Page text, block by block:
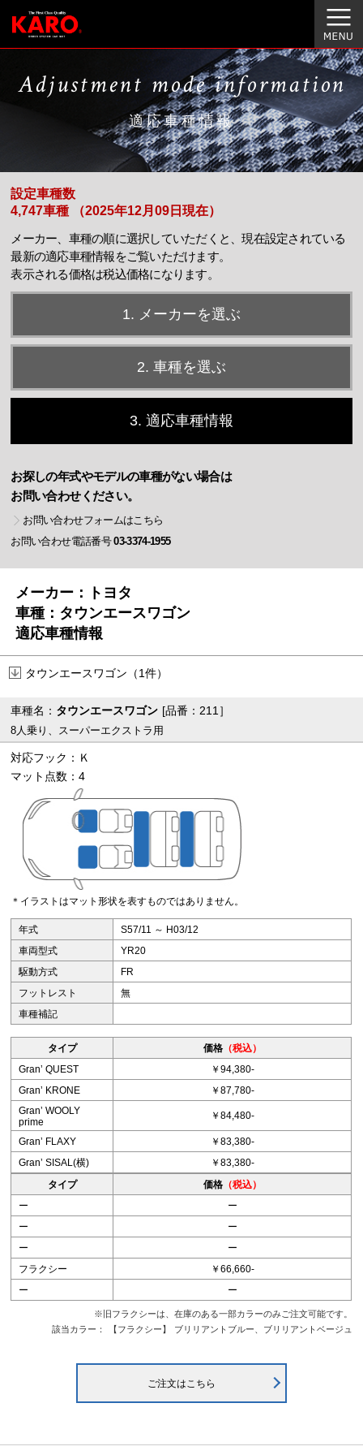
Adjustment mode information
適応車種情報
設定車種数
4,747車種 （2025年12月09日現在）
メーカー、車種の順に選択していただくと、現在設定されている
最新の適応車種情報をご覧いただけます。
表示される価格は税込価格になります。
1. メーカーを選ぶ
2. 車種を選ぶ
3. 適応車種情報
お探しの年式やモデルの車種がない場合は
お問い合わせください。
お問い合わせフォームはこちら
お問い合わせ電話番号03-3374-1955
メーカー：トヨタ
車種：タウンエースワゴン
適応車種情報
タウンエースワゴン（1件）
車種名： タウンエースワゴン [品番：211］
8人乗り、スーパーエクストラ用
対応フック：Ｋ
マット点数：4
＊イラストはマット形状を表すものではありません。
年式
S57/11 ～ H03/12
車両型式
YR20
駆動方式
FR
フットレスト
無
車種補記
タイプ 価格（税込）
Granʼ QUEST
￥94,380-
Granʼ KRONE
￥87,780-
Granʼ WOOLY
prime
￥84,480-
Granʼ FLAXY
￥83,380-
Granʼ SISAL(横)
￥83,380-
タイプ
価格（税込）
ー
ー
ー
ー
ー
ー
フラクシー
￥66,660-
ー
ー
※旧フラクシーは、在庫のある一部カラーのみご注文可能です。
該当カラー：
【フラクシー】 ブリリアントブルー、ブリリアントベージュ
ご注文はこちら